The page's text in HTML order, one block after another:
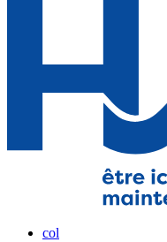
col